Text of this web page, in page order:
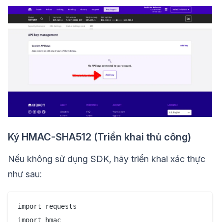
Ký HMAC-SHA512 (Triển khai thủ công)
Nếu không sử dụng SDK, hãy triển khai xác thực
như sau:
import requests
import hmac